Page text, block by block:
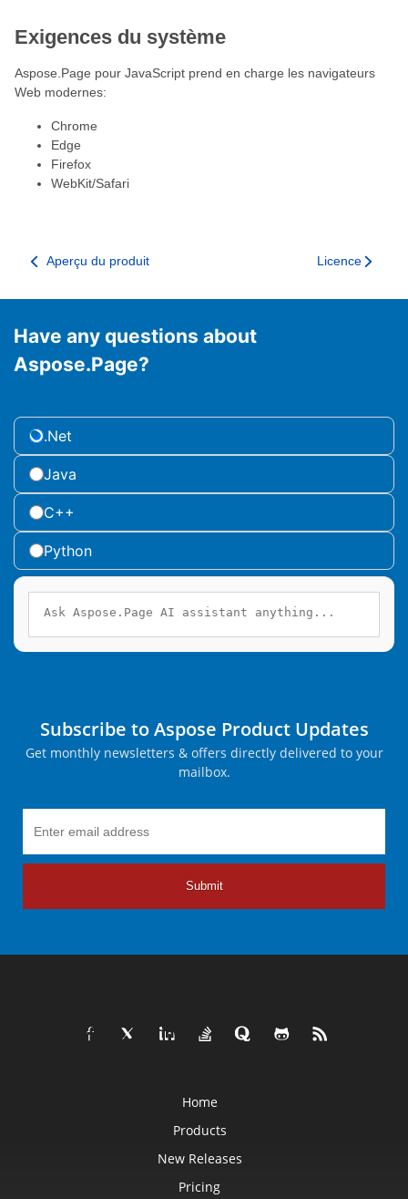
Exigences du système
Aspose.Page pour JavaScript prend en charge les navigateurs
Web modernes:
Chrome
Edge
Firefox
WebKit/Safari
Aperçu du produit Licence
Have any questions about
Aspose.Page?
.Net
Java
C++
Python
Subscribe to Aspose Product Updates
Get monthly newsletters & offers directly delivered to your
mailbox.
Submit
Home
Products
New Releases
Pricing